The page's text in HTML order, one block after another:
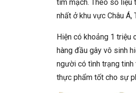
tim mạch. Theo số liệu
nhất ở khu vực Châu Á,
Hiện có khoảng 1 triệu
hàng đầu gây vô sinh
người có tình trạng tinh
thực phẩm tốt cho sự